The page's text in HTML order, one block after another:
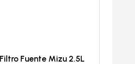
Fuente Mizu 2.5L